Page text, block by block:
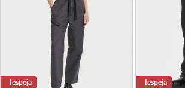
Iespēja Iespēja